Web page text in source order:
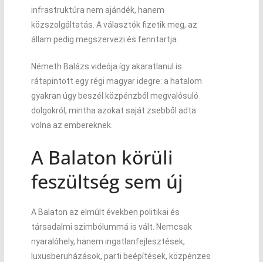
infrastruktúra nem ajándék, hanem
közszolgáltatás. A választók fizetik meg, az
állam pedig megszervezi és fenntartja.
Németh Balázs videója így akaratlanul is
rátapintott egy régi magyar idegre: a hatalom
gyakran úgy beszél közpénzből megvalósuló
dolgokról, mintha azokat saját zsebből adta
volna az embereknek.
A Balaton körüli
feszültség sem új
A Balaton az elmúlt években politikai és
társadalmi szimbólummá is vált. Nemcsak
nyaralóhely, hanem ingatlanfejlesztések,
luxusberuházások, parti beépítések, közpénzes